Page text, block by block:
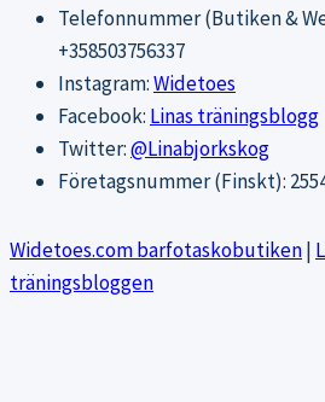
Telefonnummer (Butiken &
+358503756337
Instagram:Widetoes
Facebook: Linas träningsblogg
Twitter:@Linabjorkskog
Företagsnummer (Finskt):
Widetoes.com barfotaskobutiken|
träningsbloggen